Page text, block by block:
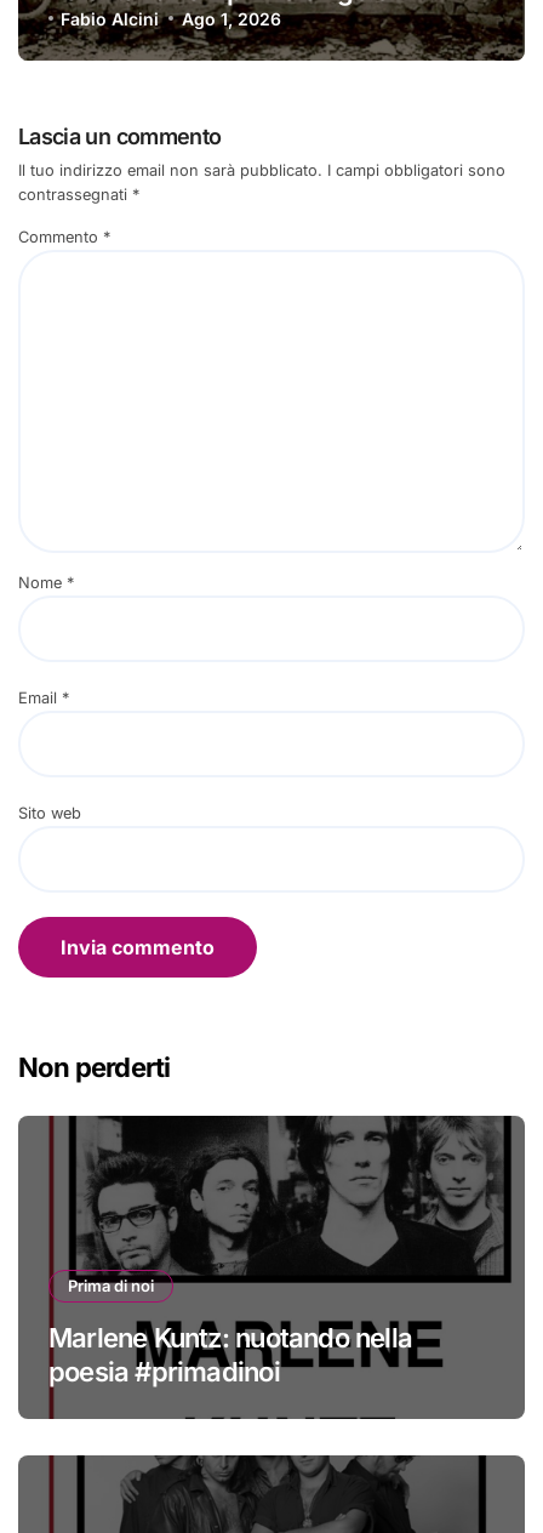
Fabio Alcini Ago 1, 2026
Lascia un commento
Il tuo indirizzo email non sarà pubblicato. I campi obbligatori sono
contrassegnati *
Commento *
Nome *
Email *
Sito web
Non perderti
Prima di noi
Marlene Kuntz: nuotando nella
poesia #primadinoi